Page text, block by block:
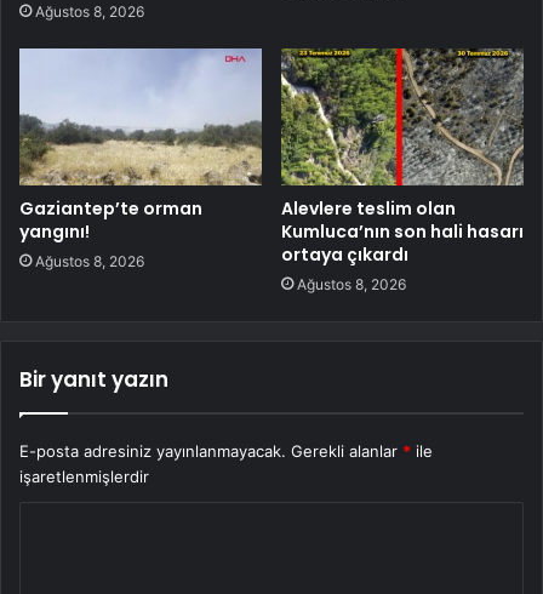
Ağustos 8, 2026
Gaziantep’te orman
yangını!
Ağustos 8, 2026
Alevlere teslim olan
Kumluca’nın son hali hasarı
ortaya çıkardı
Ağustos 8, 2026
Bir yanıt yazın
E-posta adresiniz yayınlanmayacak. Gerekli alanlar * ile
işaretlenmişlerdir